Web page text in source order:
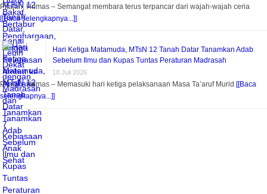
Pitalah, Humas – Semangat membara terus terpancar dari wajah-wajah ceria
[[Baca selengkapnya...]]
Hari Ketiga Matamuda, MTsN 12 Tanah Datar Tanamkan Adab
Sebelum Ilmu dan Kupas Tuntas Peraturan Madrasah
18 Juli 2026
Pitalah, Humas – Memasuki hari ketiga pelaksanaan Masa Ta’aruf Murid [[Baca
selengkapnya...]]